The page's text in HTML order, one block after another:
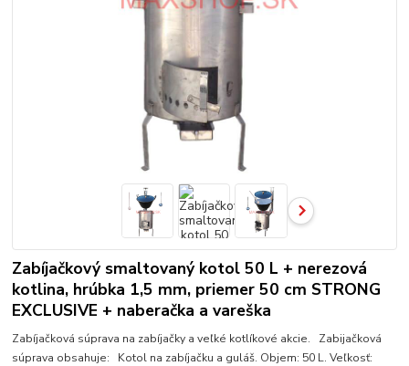
Zabíjačkový smaltovaný kotol 50 L + nerezová
kotlina, hrúbka 1,5 mm, priemer 50 cm STRONG
EXCLUSIVE + naberačka a vareška
Zabíjačková súprava na zabíjačky a veľké kotlíkové akcie. Zabijačková
súprava obsahuje: Kotol na zabíjačku a guláš. Objem: 50 L. Veľkosť: